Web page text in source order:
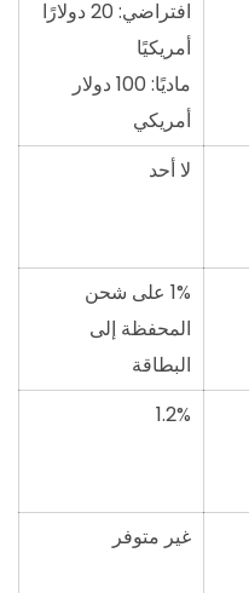
افتراضي: 20 دولارًا
أمريكيًا
ماديًا: 100 دولار
أمريكي
لا أحد
1% على شحن
المحفظة إلى
البطاقة
1.2%
غير متوفر